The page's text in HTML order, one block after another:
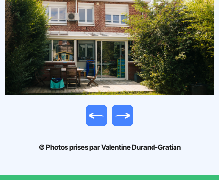
Image précédente
Image suivante
© Photos prises par Valentine Durand-Gratian